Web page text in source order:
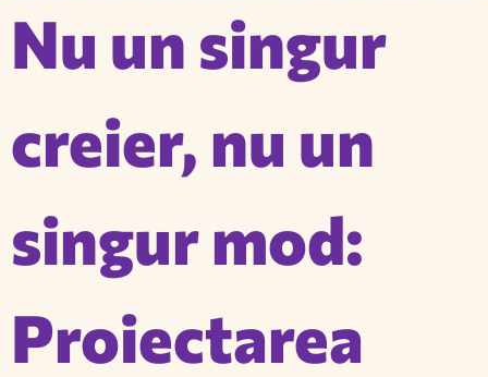
Nu un singur
creier, nu un
singur mod:
Proiectarea